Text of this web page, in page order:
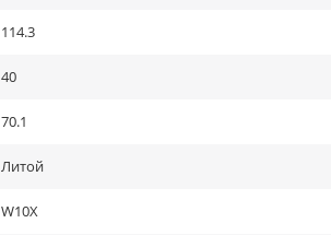
114.3
40
70.1
Литой
W10X